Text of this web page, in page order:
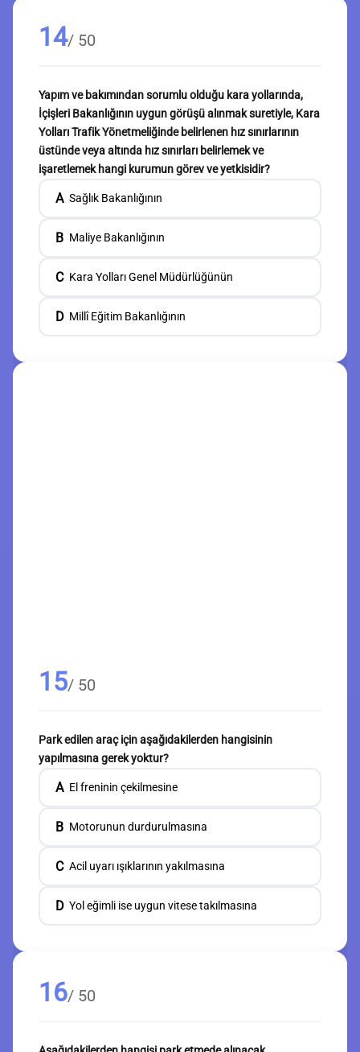
14/ 50
Yapım ve bakımından sorumlu olduğu kara yollarında,
İçişleri Bakanlığının uygun görüşü alınmak suretiyle, Kara
Yolları Trafik Yönetmeliğinde belirlenen hız sınırlarının
üstünde veya altında hız sınırları belirlemek ve
işaretlemek hangi kurumun görev ve yetkisidir?
A Sağlık Bakanlığının
B Maliye Bakanlığının
C Kara Yolları Genel Müdürlüğünün
D Millî Eğitim Bakanlığının
15/ 50
Park edilen araç için aşağıdakilerden hangisinin
yapılmasına gerek yoktur?
A El freninin çekilmesine
B Motorunun durdurulmasına
C Acil uyarı ışıklarının yakılmasına
D Yol eğimli ise uygun vitese takılmasına
16/ 50